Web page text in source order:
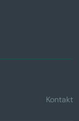
Kontakt